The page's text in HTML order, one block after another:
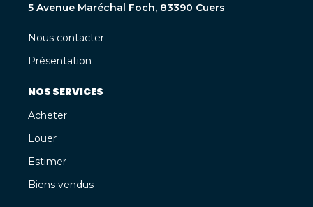
5 Avenue Maréchal Foch, 83390 Cuers
Nous contacter
Présentation
NOS SERVICES
Acheter
Louer
Estimer
Biens vendus